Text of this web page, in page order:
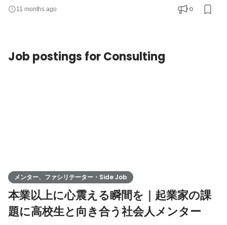
理 ・資料作成、発送 等 【求める人物像・スキル】 必須 ・
very50のミッションに共感している人 ・多岐にわたる業務に、柔
11 months ago 0
Job postings for Consulting
メンター、ファシリテーター・Side Job
本業以上に心震える瞬間を｜起業家の課
題に高校生と向き合う社会人メンター